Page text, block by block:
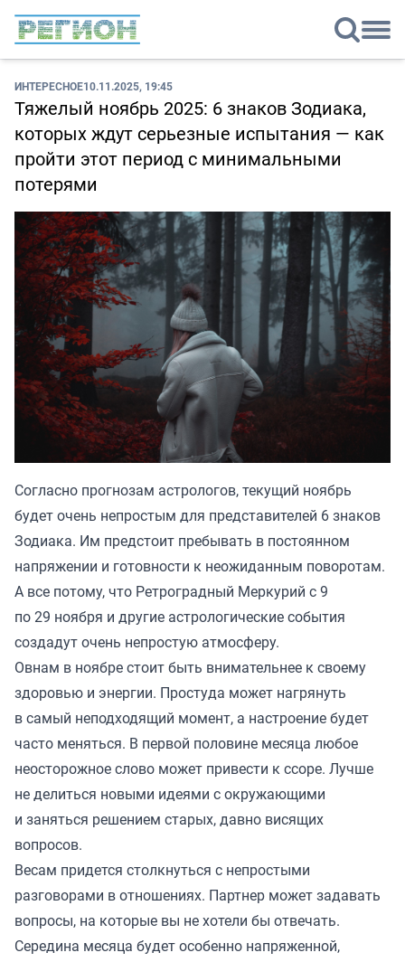
ИНТЕРЕСНОЕ10.11.2025, 19:45
Тяжелый ноябрь 2025: 6 знаков Зодиака,
которых ждут серьезные испытания — как
пройти этот период с минимальными
потерями
Согласно прогнозам астрологов, текущий ноябрь
будет очень непростым для представителей 6 знаков
Зодиака. Им предстоит пребывать в постоянном
напряжении и готовности к неожиданным поворотам.
А все потому, что Ретроградный Меркурий с 9
по 29 ноября и другие астрологические события
создадут очень непростую атмосферу.
Овнам в ноябре стоит быть внимательнее к своему
здоровью и энергии. Простуда может нагрянуть
в самый неподходящий момент, а настроение будет
часто меняться. В первой половине месяца любое
неосторожное слово может привести к ссоре. Лучше
не делиться новыми идеями с окружающими
и заняться решением старых, давно висящих
вопросов.
Весам придется столкнуться с непростыми
разговорами в отношениях. Партнер может задавать
вопросы, на которые вы не хотели бы отвечать.
Середина месяца будет особенно напряженной,